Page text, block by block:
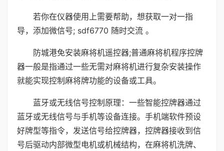
若你在仪器使用上需要帮助，想获取一对一指
导，添加微信号; sdf6770 随时交流 。
防城港免安装麻将机遥控器;普通麻将机程序控牌
器一般是指通过一些无需对麻将机进行复杂安装操作
就能实现控制麻将牌功能的设备或工具。
蓝牙或无线信号控制原理：一些智能控牌器通过
蓝牙或无线信号与手机等设备连接。手机端软件预设
好牌型等指令，发送信号给控牌器，控牌器接收到信
号后驱动内部微型电机或机械结构，在麻将机洗牌、